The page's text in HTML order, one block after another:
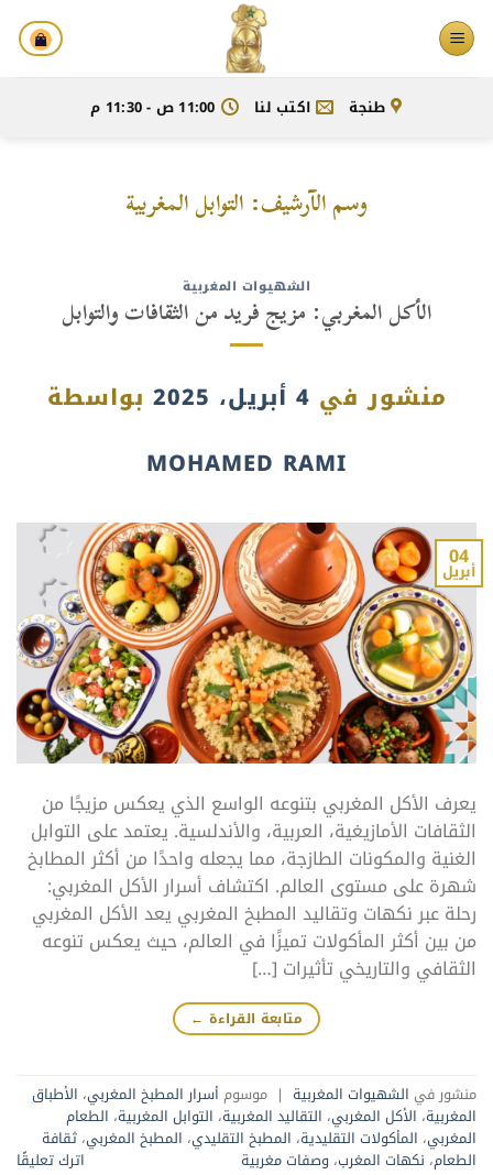
تخطي
للمحتوى
طنجة اكتب لنا 11:00 ص - 11:30 م
وسم الآرشيف: التوابل المغربية
الشهيوات المغربية
الأكل المغربي: مزيج فريد من الثقافات والتوابل
منشور في 4 أبريل، 2025
بواسطة
MOHAMED RAMI
04
أبريل
يعرف الأكل المغربي بتنوعه الواسع الذي يعكس مزيجًا من
الثقافات الأمازيغية، العربية، والأندلسية. يعتمد على التوابل
الغنية والمكونات الطازجة، مما يجعله واحدًا من أكثر المطابخ
شهرة على مستوى العالم. اكتشاف أسرار الأكل المغربي:
رحلة عبر نكهات وتقاليد المطبخ المغربي يعد الأكل المغربي
من بين أكثر المأكولات تميزًا في العالم، حيث يعكس تنوعه
الثقافي والتاريخي تأثيرات […]
متابعة القراءة ←
منشور في الشهيوات المغربية | موسوم أسرار المطبخ المغربي، الأطباق
المغربية، الأكل المغربي، التقاليد المغربية، التوابل المغربية، الطعام
المغربي، المأكولات التقليدية، المطبخ التقليدي، المطبخ المغربي، ثقافة
الطعام، نكهات المغرب، وصفات مغربية اترك تعليقًا